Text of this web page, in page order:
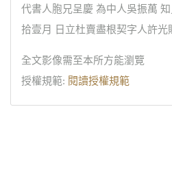
代書人胞兄呈慶 為中人吳振萬
拾壹月 日立杜賣盡根契字人許光
全文影像需至本所方能瀏覽
授權規範: 閱讀授權規範